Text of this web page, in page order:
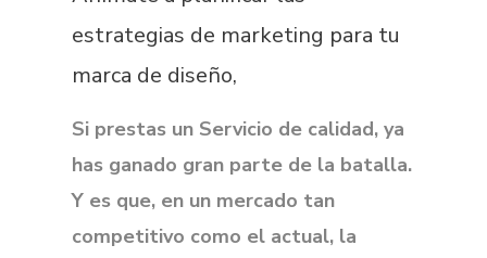
estrategias de marketing para tu
marca de diseño,
Si prestas un Servicio de calidad, ya
has ganado gran parte de la batalla.
Y es que, en un mercado tan
competitivo como el actual, la